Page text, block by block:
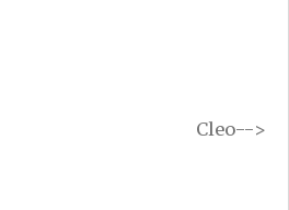
Cleo-->